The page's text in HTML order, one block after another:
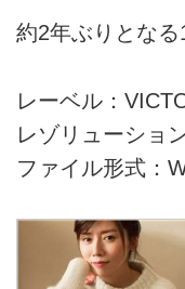
約2年ぶりとな
レーベル：
レゾリューショ
ファイル形式：